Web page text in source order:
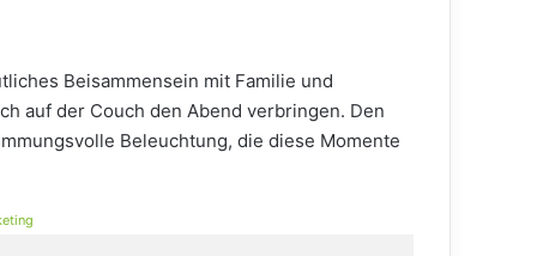
Beisammensein mit Familie und
auf der Couch den Abend verbringen. Den
Beleuchtung, die diese Momente